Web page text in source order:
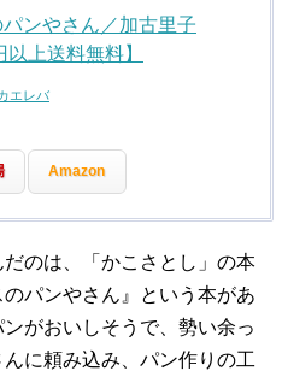
ンやさん／加古里子
以上送料無料】
エレバ
Amazon
のは、「かこさとし」の本
パンやさん』という本があ
がおいしそうで、勢い余っ
に頼み込み、パン作りの工